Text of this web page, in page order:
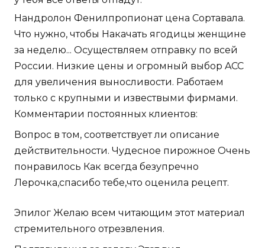
Нандролон Фенилпропионат цена Сортавала.
Что нужно, чтобы Накачать ягодицы женщине
за неделю... Осуществляем отправку по всей
России. Низкие цены и огромный выбор ACC
для увеличения выносливости. Работаем
только с крупными и извествыми фирмами.
Комментарии постоянных клиентов:
Вопрос в том, соответствует ли описание
действительности. Чудесное пирожное Очень
понравилось Как всегда безупречно
Лерочка,спасибо тебе,что оценила рецепт.
Эпилог Желаю всем читающим этот материал
стремительного отрезвления.